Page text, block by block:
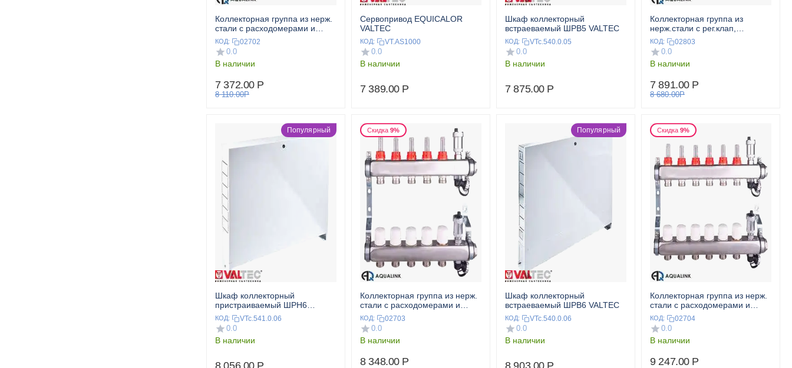
Коллекторная группа из нерж.
стали с расходомерами и
дренажным краном 1",4x3/4"
AQUALINK
КОД: 02702
0.0
В наличии
7 372.00 Р
8 110.00Р
Сервопривод EQUICALOR
VALTEC
КОД: VT.AS1000
0.0
В наличии
7 389.00 Р
Шкаф коллекторный
встраеваемый ШРВ5 VALTEC
КОД: VTc.540.0.05
0.0
В наличии
7 875.00 Р
Коллекторная группа из
нерж.стали с рег.клап,
воздухоотводчиками и
дренаж.клап. 1",5x3/4"
AQUALINK
КОД: 02803
0.0
В наличии
7 891.00 Р
8 680.00Р
Популярный
Шкаф коллекторный
пристраиваемый ШРН6
VALTEC
КОД: VTc.541.0.06
0.0
В наличии
Скидка 9%
Коллекторная группа из нерж.
стали с расходомерами и
дренажным краном 1",5x3/4"
AQUALINK
КОД: 02703
0.0
В наличии
8 348.00 Р
Популярный
Шкаф коллекторный
встраеваемый ШРВ6 VALTEC
КОД: VTc.540.0.06
0.0
В наличии
Скидка 9%
Коллекторная группа из нерж.
стали с расходомерами и
дренажным краном 1",6x3/4"
AQUALINK
КОД: 02704
0.0
В наличии
9 247.00 Р